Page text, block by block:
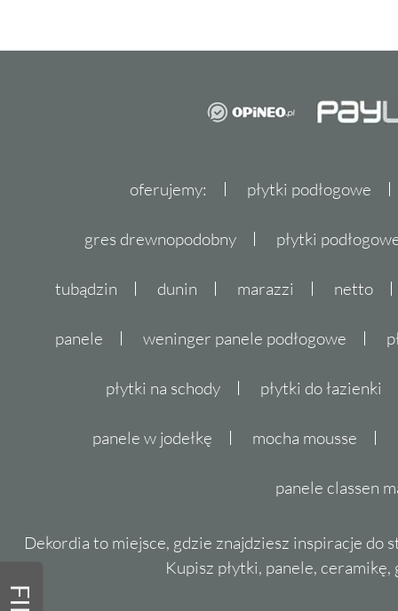
oferujemy: płytki podłogowe
gres drewnopodobny płytki
tubądzin dunin marazzi netto
panele weninger panele podłogowe
płytki na schody płytki do łazienki
panele w jodełkę mocha mousse
panele classen
Dekordia to miejsce, gdzie znajdziesz inspiracje do
Kupisz płytki, panele,